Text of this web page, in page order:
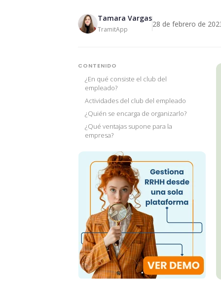
Tamara Vargas
TramitApp
28 de febrero de
CONTENIDO
¿En qué consiste el club del
empleado?
Actividades del club del empleado
¿Quién se encarga de organizarlo?
¿Qué ventajas supone para la
empresa?